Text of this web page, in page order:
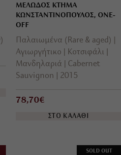
ΜΕΛΩΔΟΣ ΚΤΗΜΑ
ΚΩΝΣΤΑΝΤΙΝΟΠΟΥΛΟΣ, ONE-
OFF
Παλαιωμένα (Rare & aged)
Αγιωργήτικο
Κοτσιφάλι
Μανδηλαριά
Cabernet
Sauvignon
2015
78,70€
ΣΤΟ ΚΑΛΑΘΙ
SOLD OUT